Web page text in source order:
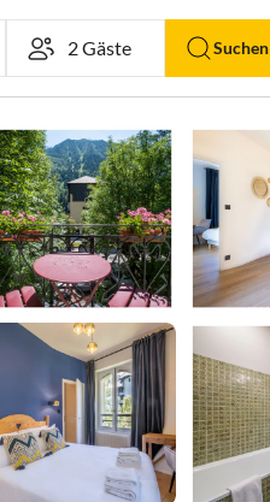
Suchen